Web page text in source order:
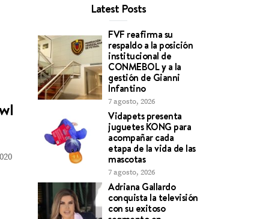
Latest Posts
FVF reafirma su
respaldo a la posición
institucional de
CONMEBOL y a la
gestión de Gianni
Infantino
7 agosto, 2026
Vidapets presenta
juguetes KONG para
acompañar cada
etapa de la vida de las
mascotas
7 agosto, 2026
Adriana Gallardo
conquista la televisión
con su exitoso